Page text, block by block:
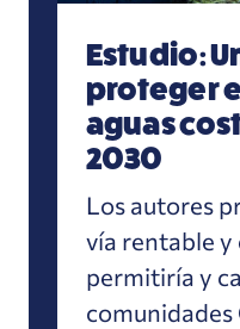
Estudio:
proteger
aguas
2030
Los autores
vía rentable y
permitiría y
comunidades